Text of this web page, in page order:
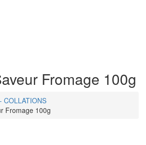
Fromage 100g
COLLATIONS
Fromage 100g